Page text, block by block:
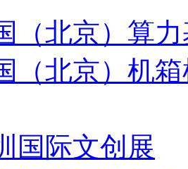
（北京）算
（北京）机
国际文创展